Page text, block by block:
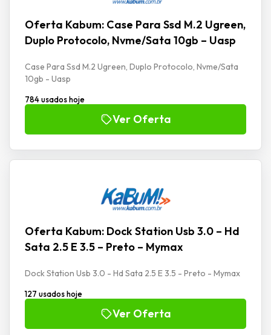
Oferta Kabum: Case Para Ssd M.2 Ugreen,
Duplo Protocolo, Nvme/Sata 10gb – Uasp
Case Para Ssd M.2 Ugreen, Duplo Protocolo, Nvme/Sata
10gb - Uasp
784 usados hoje
Ver Oferta
Oferta Kabum: Dock Station Usb 3.0 – Hd
Sata 2.5 E 3.5 – Preto – Mymax
Dock Station Usb 3.0 - Hd Sata 2.5 E 3.5 - Preto - Mymax
127 usados hoje
Ver Oferta